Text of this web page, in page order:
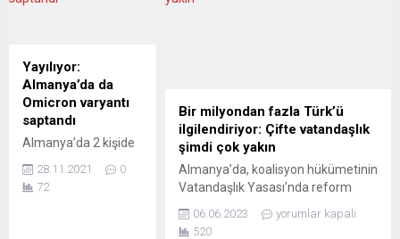
Yayılıyor:
Almanya’da da
Omicron varyantı
saptandı
Almanya’da 2 kişide
yeni tip
koronavirüsün
(Covid-19) Omicron
28.11.2021
0
72
Bir milyondan fazla Türk’ü
ilgilendiriyor: Çifte vatandaşlık
şimdi çok yakın
Almanya’da, koalisyon hükümetinin
Vatandaşlık Yasası’nda reform
başta Türkler olmak üzere tüm
06.06.2023
yorumlar kapalı
520